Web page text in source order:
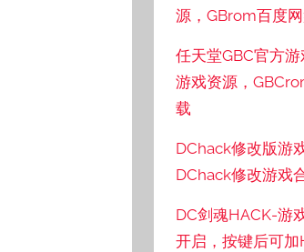
源，GBrom百度
任天堂GBC官方
游戏资源，
载
DChack修改版游
DChack修改游戏
DC剑魂HACK-游
开启，按键后可加